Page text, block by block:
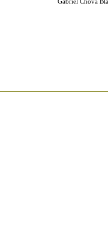
Gabriel Chova